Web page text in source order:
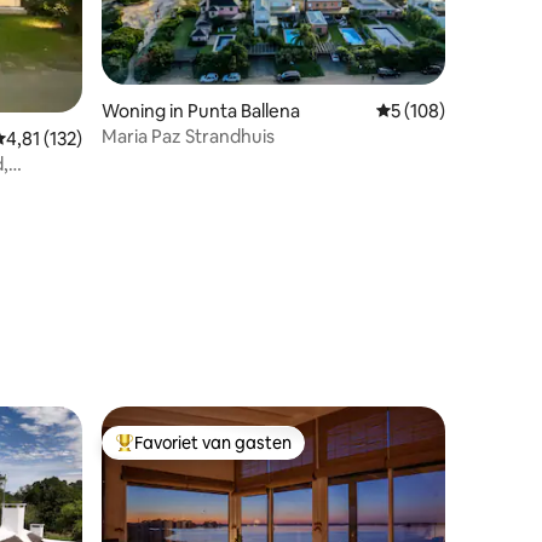
beoordeling van 4,81 uit 5, 132 recensies
4,81 (132)
Woning in Punta Ballena Gemiddelde
5 (108)
Maria Paz Strandhuis
Topfavoriet van gasten
Favoriet van gasten